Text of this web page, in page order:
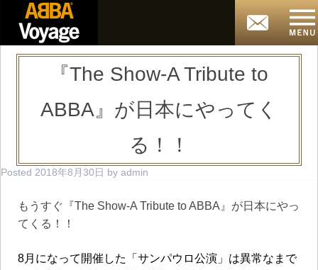
『The Show-A Tribute to
ABBA』が日本にやってく
る！！
Posted 2018年8月30日 by admin
もうすぐ『The Show-A Tribute to ABBA』が日本にやっ
てくる！！
8月になって開催した「サンパウロ公演」は異常なまで